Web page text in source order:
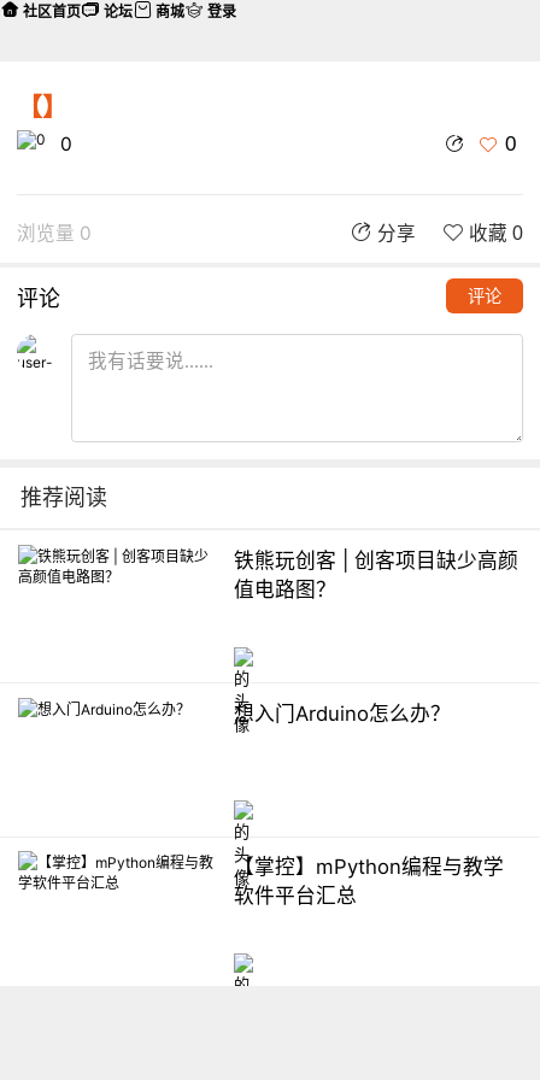
【】
0 0
浏览量 0 分享 收藏 0
评论 评论
推荐阅读
铁熊玩创客 | 创客项目缺少高颜
值电路图？
想入门Arduino怎么办？
【掌控】mPython编程与教学
软件平台汇总
社区首页 论坛 商城 登录